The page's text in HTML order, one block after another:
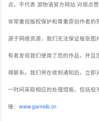
点，不代表 游物语官方网站 对观点
非常重视版权保护和尊重原创作者
源于网络资源，我们无法保证每张
有者发现我们使用了您的作品，并
得联系。我们将在收到通知后，立
一时间采取相应的处理措施，包括
接：www.gameib.cn